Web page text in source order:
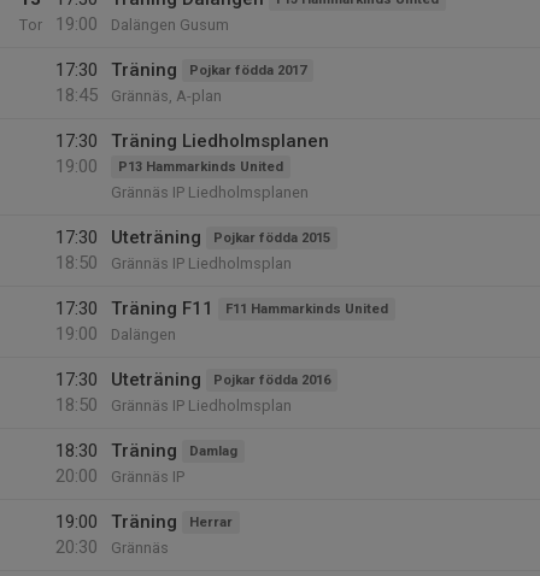
Tor
19:00
Dalängen Gusum
17:30
18:45
Träning Pojkar födda 2017
Grännäs, A-plan
17:30
19:00
Träning Liedholmsplanen
P13 Hammarkinds United
Grännäs IP Liedholmsplanen
17:30
18:50
Uteträning Pojkar födda 2015
Grännäs IP Liedholmsplan
17:30
19:00
Träning F11 F11 Hammarkinds United
Dalängen
17:30
18:50
Uteträning Pojkar födda 2016
Grännäs IP Liedholmsplan
18:30
20:00
Träning Damlag
Grännäs IP
19:00
20:30
Träning Herrar
Grännäs